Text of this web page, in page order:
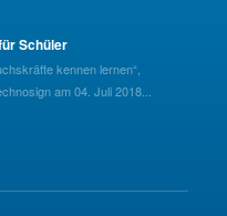
Schüler
kennen lernen“,
am 04. Juli 2018...